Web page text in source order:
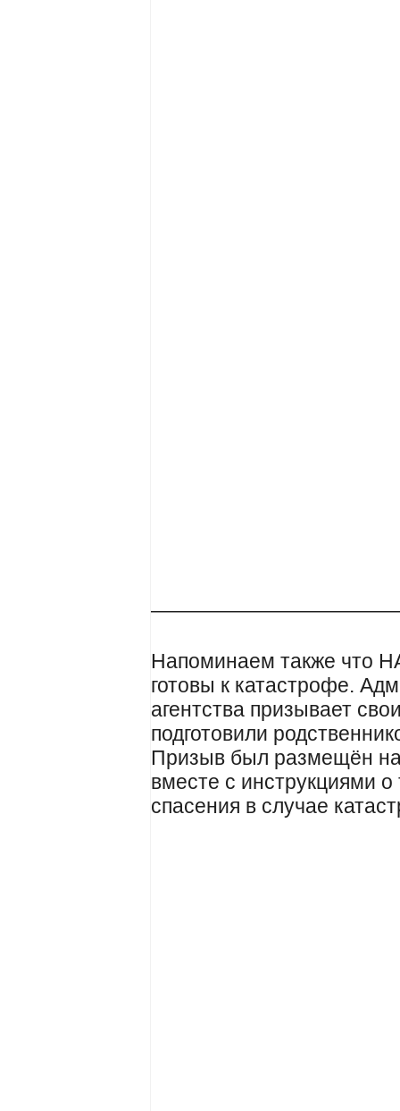
Напоминаем также что
готовы к катастрофе.
агентства призывает
подготовили
Призыв был размещён
вместе с инструкциями о
спасения в случае